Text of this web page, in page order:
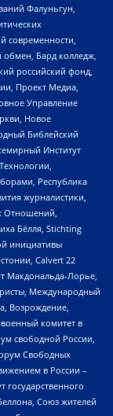
Фалуньгун,
современности,
Бард колледж,
российский фонд,
Проект Медиа,
Управление
Новое
Библейский
Институт
Республика
журналистики,
Отношений,
Бёлля, Stichting
инициативы
Calvert 22
Макдональда-Лорье,
Международный
Возрождение,
комитет в
свободной России,
Свободных
в России –
государственного
Союз жителей